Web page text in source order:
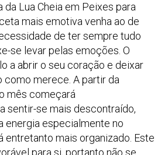
Lua Cheia em Peixes para
mais emotiva venha ao de
de ter sempre tudo
se levar pelas emoções. O
a abrir o seu coração e deixar
como merece. A partir da
mês começará
sentir-se mais descontraído,
energia especialmente no
entretanto mais organizado. Este
para si, portanto não se